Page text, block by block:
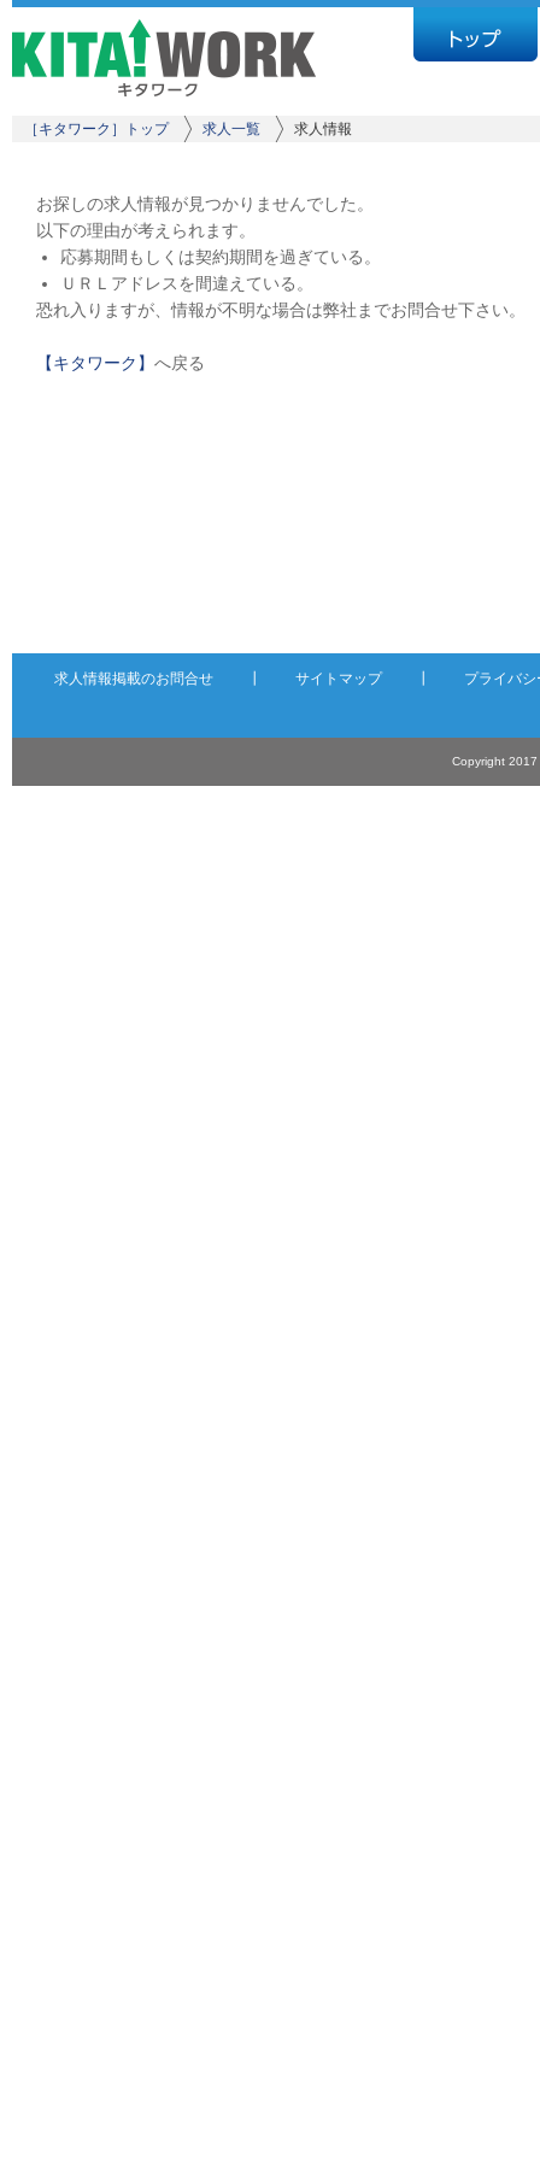
［キタワーク］トップ 求人一覧 求人情報
お探しの求人情報が見つかりませんでした。
以下の理由が考えられます。
応募期間もしくは契約期間を過ぎている。
ＵＲＬアドレスを間違えている。
恐れ入りますが、情報が不明な場合は弊社までお問合せ下さい。
【キタワーク】 へ戻る
求人情報掲載のお問合せ サイトマップ プライバ
Copyright